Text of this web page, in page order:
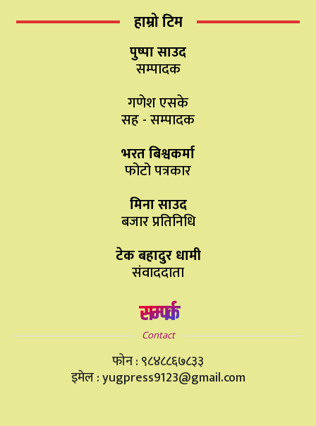
हाम्रो टिम
पुष्पा साउद
सम्पादक
गणेश एसके
सह - सम्पादक
भरत बिश्वकर्मा
फोटो पत्रकार
मिना साउद
बजार प्रतिनिधि
टेक बहादुर धामी
संवाददाता
सम्पर्क
Contact
फोन : ९८४८८६७८३३
इमेल : yugpress9123@gmail.com